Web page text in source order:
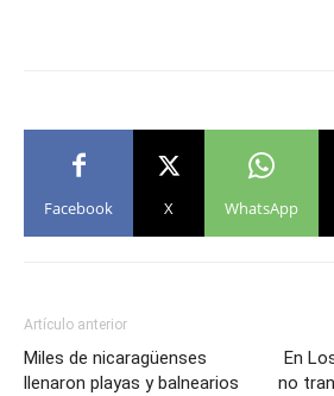
Facebook X WhatsApp
Artículo anterior
Miles de nicaragüenses
llenaron playas y balnearios
En
no